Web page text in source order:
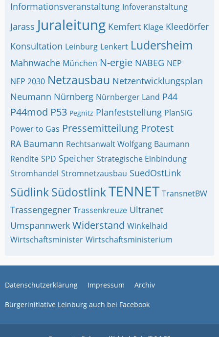
Informationsveranstaltung Infoveranstaltung
Jarass Juraleitung Kemfert Klage Kleedörfer
Konsultation Leinburg Lenkert Ludersheim
Mahnwache München N-ergie NABEG NEP
NEP 2030 Netzausbau Netzentwicklungsplan
Neumann Nürnberg Nürnberger Land P44
P44mod P53 Pegnitz Planfeststellung PlanSiG
Power to Gas Pressemitteilung Protest
RA Baumann Rechtsanwalt Wolfgang Baumann
Rendite SPD Speicher Strategische Einbindung
Stromhandel Stromnetzausbau SuedOstLink
SüdlinkSüdostlinkTENNET TransnetBW
Trassengegner Trassenkreuze Ultranet
Umspannwerk Widerstand Winkelhaid
Wirtschaftsminister Wirtschaftsministerium
Datenschutzerklärung Impressum Archiv
Bürgerinitiative Leinburg auch bei Facebook